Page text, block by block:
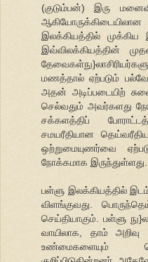
(குடும்பன்) இரு
இலக்கியத்தில்
இவ்விலக்கியத்தின்
மணத்தால் ஏற்படும்
அதன் அடிப்படையிற்
செல்வதும் அவர்களது
சக்களத்திப்
சமயரீதியான
ஒற்றுமையுணர்வை
நோக்கமாக இருந்துள்ளது.
பள்ளு இலக்கியத்தில்
விளங்குவது.
செய்தியாகும். பள்ளு
வாயிலாக, தாம்
உண்மைகளையும்